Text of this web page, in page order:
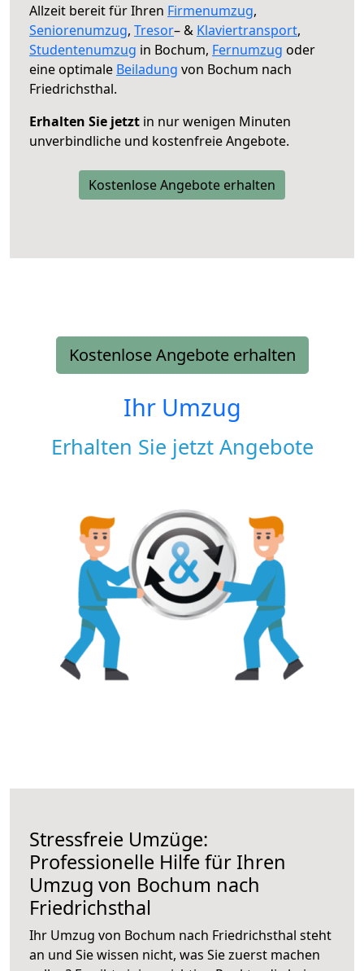
Allzeit bereit für Ihren Firmenumzug,
Seniorenumzug, Tresor– & Klaviertransport,
Studentenumzug in Bochum, Fernumzug oder
eine optimale Beiladung von Bochum nach
Friedrichsthal.
Erhalten Sie jetzt in nur wenigen Minuten
unverbindliche und kostenfreie Angebote.
Kostenlose Angebote erhalten
Kostenlose Angebote erhalten
Ihr Umzug
Erhalten Sie jetzt Angebote
Stressfreie Umzüge:
Professionelle Hilfe für Ihren
Umzug von Bochum nach
Friedrichsthal
Ihr Umzug von Bochum nach Friedrichsthal steht
an und Sie wissen nicht, was Sie zuerst machen